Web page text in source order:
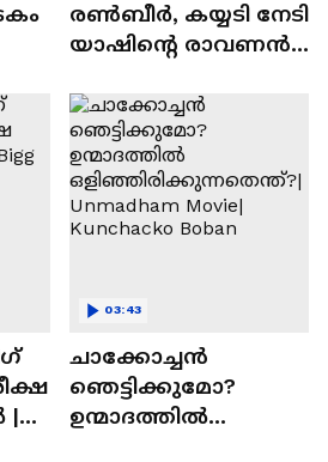
രൺബീർ, കയ്യടി നേടി
യാഷിന്റെ രാവണൻ;
രാമായണ ട്രെയിലർ
എത്തി | Ramayana
Movie
|
ചാക്കോച്ചന്‍
ഞെട്ടിക്കുമോ?
ഉന്മാദത്തിൽ
03:43